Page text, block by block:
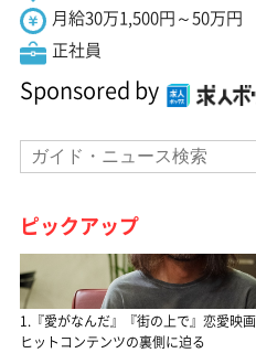
月給30万1,500円～50万円
正社員
Sponsored by
ピックアップ
1.『愛がなんだ』『街の上で』恋愛映
ヒットコンテンツの裏側に迫る